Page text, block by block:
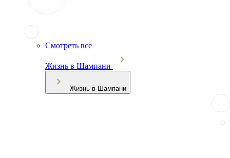
Смотреть все
Жизнь в Шампани
Жизнь в Шампани